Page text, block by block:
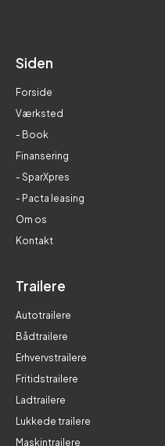
Siden
Forside
Værksted
- Book
Finansering
- SparXpres
- Pacta leasing
Om os
Kontakt
Trailere
Autotrailere
Bådtrailere
Erhvervstrailere
Fritidstrailere
Ladtrailere
Lukkede trailere
Maskintrailere